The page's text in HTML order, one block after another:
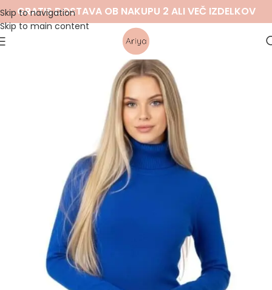
Skip to navigation
Skip to main content
GRATIS DOSTAVA OB NAKUPU 2 ALI VEČ IZDELKOV